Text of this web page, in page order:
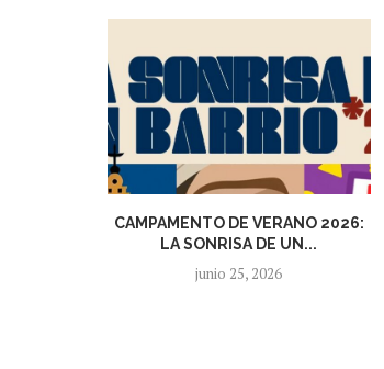
CAMPAMENTO DE VERANO 2026:
LA SONRISA DE UN...
junio 25, 2026